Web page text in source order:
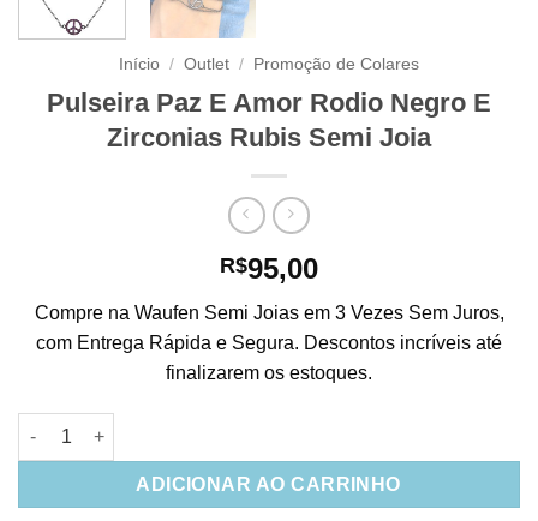
Início / Outlet / Promoção de Colares
Pulseira Paz E Amor Rodio Negro E
Zirconias Rubis Semi Joia
R$95,00
Compre na Waufen Semi Joias em 3 Vezes Sem Juros,
com Entrega Rápida e Segura. Descontos incríveis até
finalizarem os estoques.
Pulseira Paz E Amor Rodio Negro E Zirconias Rubis Semi Joia
ADICIONAR AO CARRINHO